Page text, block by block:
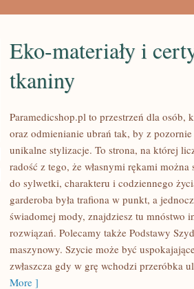
MATERIAŁY
CERTYFIKOWANE
Eko-materiały i
tkaniny
Paramedicshop.pl to przestrzeń dla osób,
oraz odmienianie ubrań tak, by z
unikalne stylizacje. To strona, na której
radość z tego, że własnymi rękami
do sylwetki, charakteru i codziennego
garderoba była trafiona w punkt, a
świadomej mody, znajdziesz tu mnóstwo
rozwiązań. Polecamy także Podstawy
maszynowy. Szycie może być
zwłaszcza gdy w grę wchodzi przeróbka
More ]